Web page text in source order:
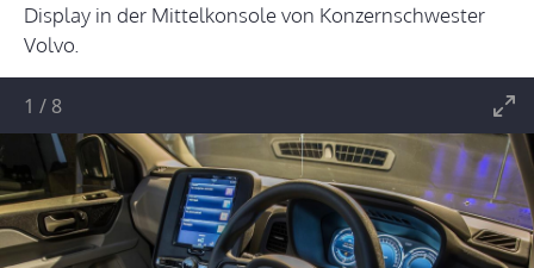
Display in der Mittelkonsole von Konzernschwester
Volvo.
1 / 8